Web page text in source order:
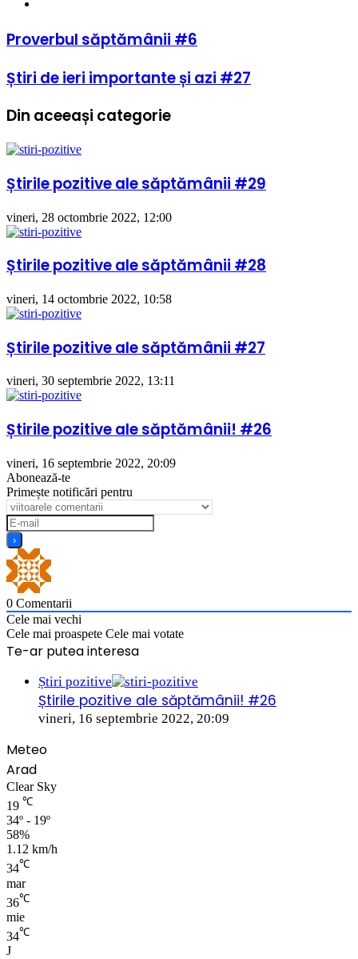
Proverbul
săptămânii
Proverbul săptămânii #6
Știri
de
importante
azi
#27
Știri de ieri importante și azi #27
Din aceeași categorie
Știrile pozitive ale săptămânii #29
vineri, 28 octombrie 2022, 12:00
Știrile pozitive ale săptămânii #28
vineri, 14 octombrie 2022, 10:58
Știrile pozitive ale săptămânii #27
vineri, 30 septembrie 2022, 13:11
Știrile pozitive ale săptămânii! #26
vineri, 16 septembrie 2022, 20:09
Abonează-te
Primește notificări pentru
0 Comentarii
Cele mai vechi
Cele mai proaspete Cele mai votate
Te-ar putea interesa
Știri pozitive
Știrile pozitive ale săptămânii! #26
vineri, 16 septembrie 2022, 20:09
Meteo
Arad
Clear Sky
19 ℃
34º - 19º
58%
1.12 km/h
34℃
mar
36℃
mie
34℃
J